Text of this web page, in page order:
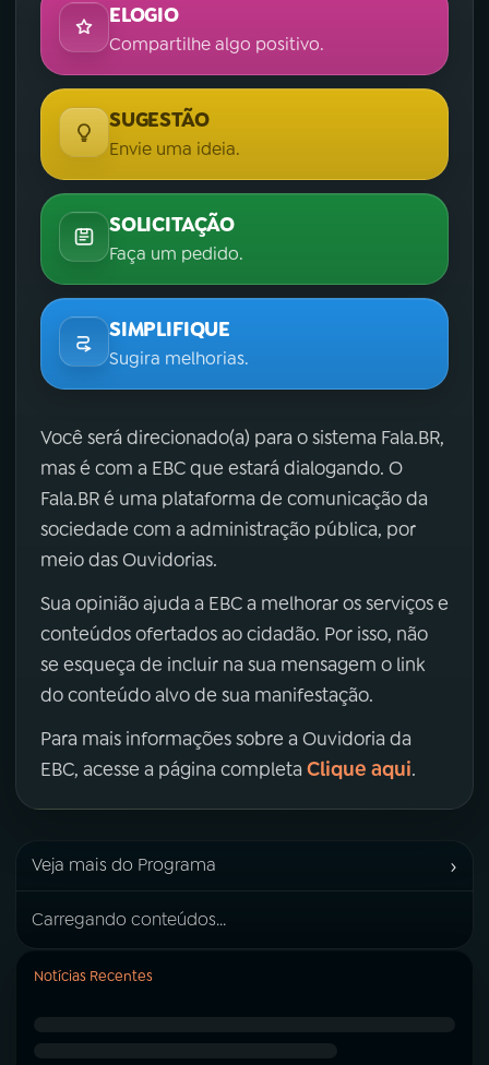
ELOGIO
Compartilhe algo positivo.
SUGESTÃO
Envie uma ideia.
SOLICITAÇÃO
Faça um pedido.
SIMPLIFIQUE
Sugira melhorias.
Você será direcionado(a) para o sistema Fala.BR,
mas é com a EBC que estará dialogando. O
Fala.BR é uma plataforma de comunicação da
sociedade com a administração pública, por
meio das Ouvidorias.
Sua opinião ajuda a EBC a melhorar os serviços e
conteúdos ofertados ao cidadão. Por isso, não
se esqueça de incluir na sua mensagem o link
do conteúdo alvo de sua manifestação.
Para mais informações sobre a Ouvidoria da
EBC, acesse a página completa Clique aqui.
Veja mais do Programa ›
Carregando conteúdos...
Notícias Recentes